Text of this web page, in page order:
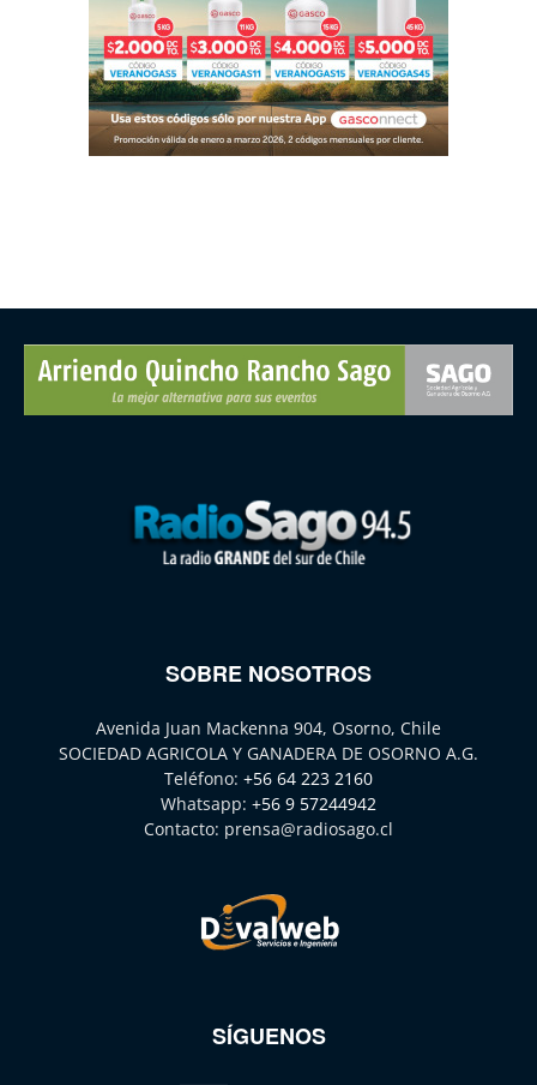
SOBRE NOSOTROS
Avenida Juan Mackenna 904, Osorno, Chile
SOCIEDAD AGRICOLA Y GANADERA DE OSORNO A.G.
Teléfono: +56 64 223 2160
Whatsapp: +56 9 57244942
Contacto: prensa@radiosago.cl
SÍGUENOS